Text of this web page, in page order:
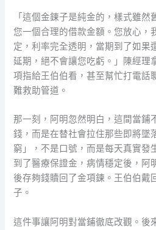
「這個金鍊子是純金的，樣式雖
您一個合理的借款金額。您放心，
定，利率完全透明，當期到了如果
延期，絕不會讓您吃虧。」陳經理
項指給王伯伯看，甚至幫忙打電話
難救助管道。
那一刻，阿明忽然明白，這間當鋪
錢，而是在替社會拉住那些即將墜
窮」，不是口號，而是每天真實發
到了醫療保證金，病情穩定後，阿
後存夠錢贖回了金項鍊。王伯伯戴
子。
這件事讓阿明對當鋪徹底改觀。後